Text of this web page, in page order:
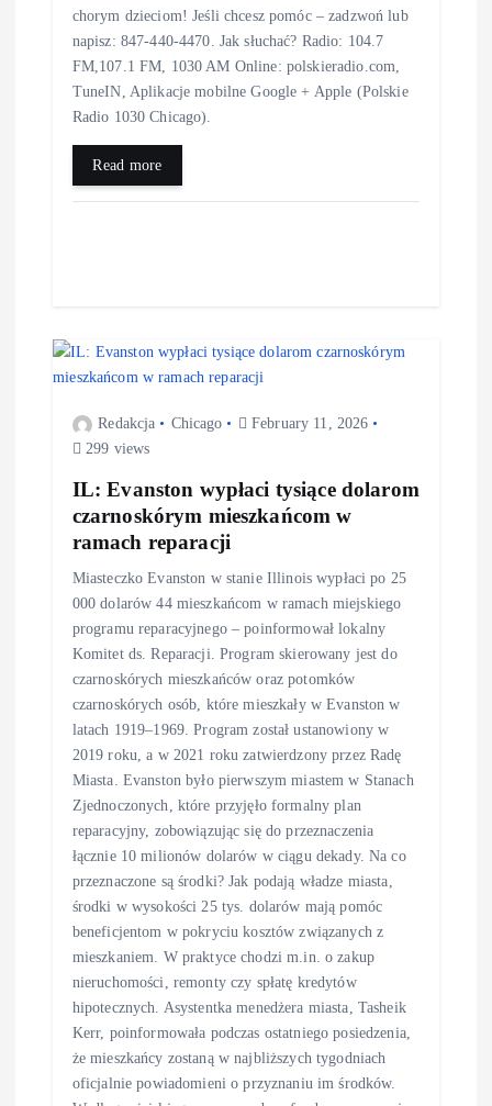
chorym dzieciom! Jeśli chcesz pomóc – zadzwoń lub
napisz: 847-440-4470. Jak słuchać? Radio: 104.7
FM,107.1 FM, 1030 AM Online: polskieradio.com,
TuneIN, Aplikacje mobilne Google + Apple (Polskie
Radio 1030 Chicago).
Read more
Redakcja Chicago
February 11, 2026
299 views
IL: Evanston wypłaci tysiące dolarom
czarnoskórym mieszkańcom w
ramach reparacji
Miasteczko Evanston w stanie Illinois wypłaci po 25
000 dolarów 44 mieszkańcom w ramach miejskiego
programu reparacyjnego – poinformował lokalny
Komitet ds. Reparacji. Program skierowany jest do
czarnoskórych mieszkańców oraz potomków
czarnoskórych osób, które mieszkały w Evanston w
latach 1919–1969. Program został ustanowiony w
2019 roku, a w 2021 roku zatwierdzony przez Radę
Miasta. Evanston było pierwszym miastem w Stanach
Zjednoczonych, które przyjęło formalny plan
reparacyjny, zobowiązując się do przeznaczenia
łącznie 10 milionów dolarów w ciągu dekady. Na co
przeznaczone są środki? Jak podają władze miasta,
środki w wysokości 25 tys. dolarów mają pomóc
beneficjentom w pokryciu kosztów związanych z
mieszkaniem. W praktyce chodzi m.in. o zakup
nieruchomości, remonty czy spłatę kredytów
hipotecznych. Asystentka menedżera miasta, Tasheik
Kerr, poinformowała podczas ostatniego posiedzenia,
że mieszkańcy zostaną w najbliższych tygodniach
oficjalnie powiadomieni o przyznaniu im środków.